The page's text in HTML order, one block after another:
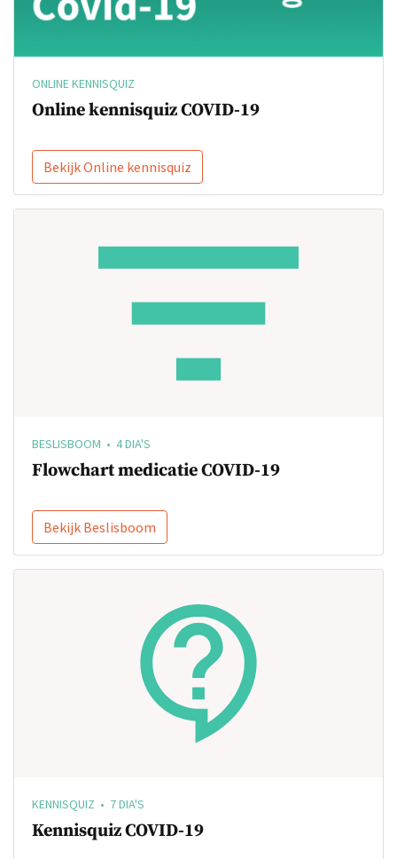
ONLINE KENNISQUIZ
Online kennisquiz COVID-19
Bekijk Online kennisquiz
BESLISBOOM • 4 DIA'S
Flowchart medicatie COVID-19
Bekijk Beslisboom
KENNISQUIZ • 7 DIA'S
Kennisquiz COVID-19